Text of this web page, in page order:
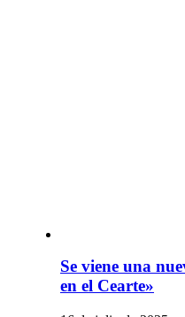
Se viene una
en el Cearte»